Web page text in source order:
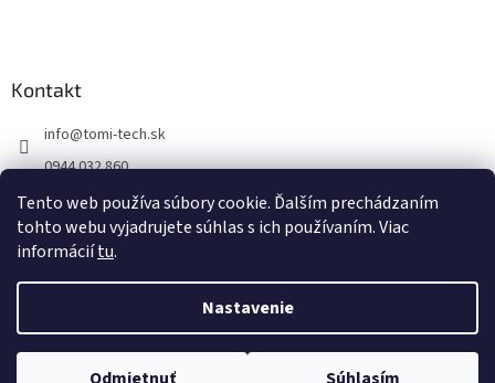
Tento web používa súbory cookie. Ďalším prechádzaním
tohto webu vyjadrujete súhlas s ich používaním. Viac
informáciítu.
Nastavenie
Kontakt
info@tomi-tech.sk
0944 032 860
https://www.facebook.com/tomitechsk/
tomi__tech/
Vytvoril Shoptet